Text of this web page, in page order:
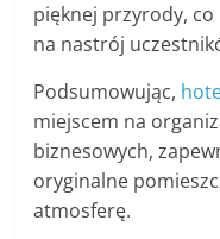
pięknej przyrody, co
na nastrój
Podsumowując,
miejscem na
biznesowych,
oryginalne
atmosferę.